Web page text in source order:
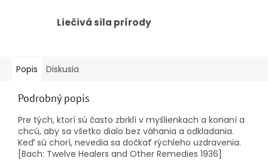
Liečivá sila prírody
Popis Diskusia
Podrobný popis
Pre tých, ktorí sú často zbrklí v myšlienkach a konaní a
chcú, aby sa všetko dialo bez váhania a odkladania.
Keď sú chorí, nevedia sa dočkať rýchleho uzdravenia.
[Bach: Twelve Healers and Other Remedies 1936]